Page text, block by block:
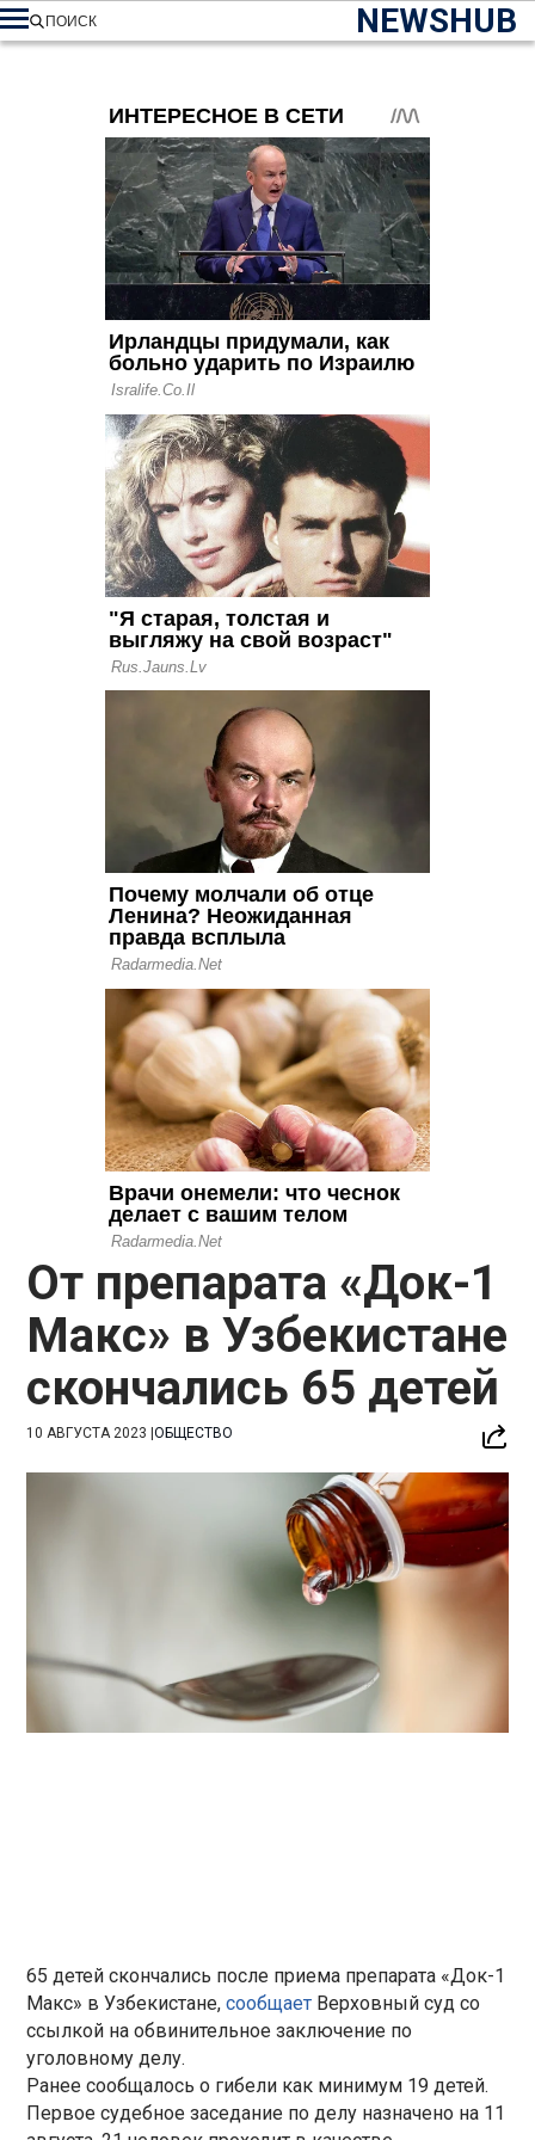
NEWSHUB
ПОИСК
От препарата «Док-1
Макс» в Узбекистане
скончались 65 детей
10 АВГУСТА 2023 |ОБЩЕСТВО
65 детей скончались после приема препарата «Док-1
Макс» в Узбекистане,сообщает Верховный суд со
ссылкой на обвинительное заключение по
уголовному делу.
Ранее сообщалось о гибели как минимум 19 детей.
Первое судебное заседание по делу назначено на 11